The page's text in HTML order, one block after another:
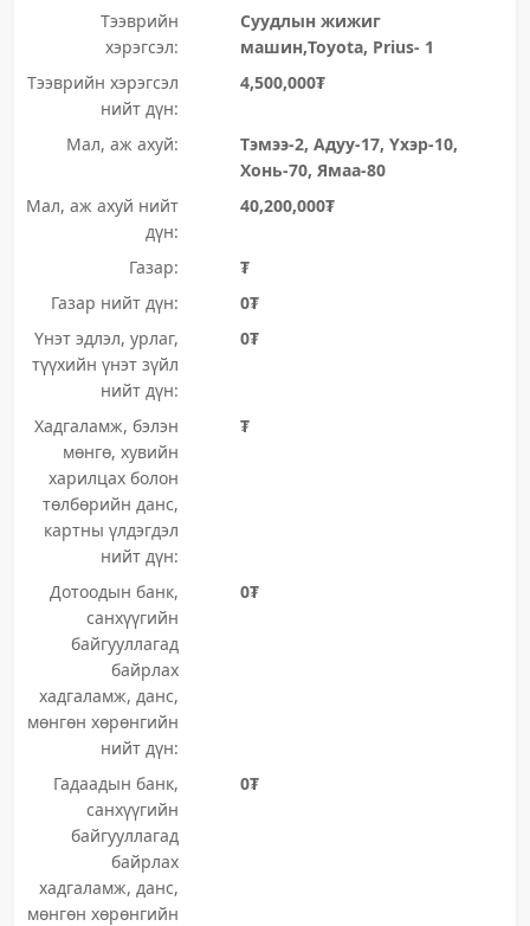
Тээврийн
хэрэгсэл:
Суудлын жижиг
машин,Toyota, Prius- 1
Тээврийн хэрэгсэл
нийт дүн:
4,500,000₮
Мал, аж ахуй:
Тэмээ-2, Адуу-17, Үхэр-10,
Хонь-70, Ямаа-80
Мал, аж ахуй нийт
дүн:
40,200,000₮
Газар:
₮
Газар нийт дүн:
0₮
Үнэт эдлэл, урлаг,
түүхийн үнэт зүйл
нийт дүн:
0₮
Хадгаламж, бэлэн
мөнгө, хувийн
харилцах болон
төлбөрийн данс,
картны үлдэгдэл
нийт дүн:
₮
Дотоодын банк,
санхүүгийн
байгууллагад
байрлах
хадгаламж, данс,
мөнгөн хөрөнгийн
нийт дүн:
0₮
Гадаадын банк,
санхүүгийн
байгууллагад
байрлах
хадгаламж, данс,
мөнгөн хөрөнгийн
0₮